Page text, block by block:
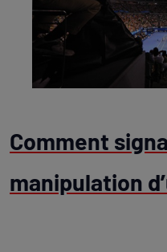
Comment
manipulation